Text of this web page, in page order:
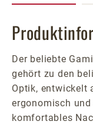
Der beliebte
gehört zu den
Optik, entwickelt
ergonomisch
komfortables